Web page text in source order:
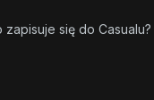
się do Casualu?